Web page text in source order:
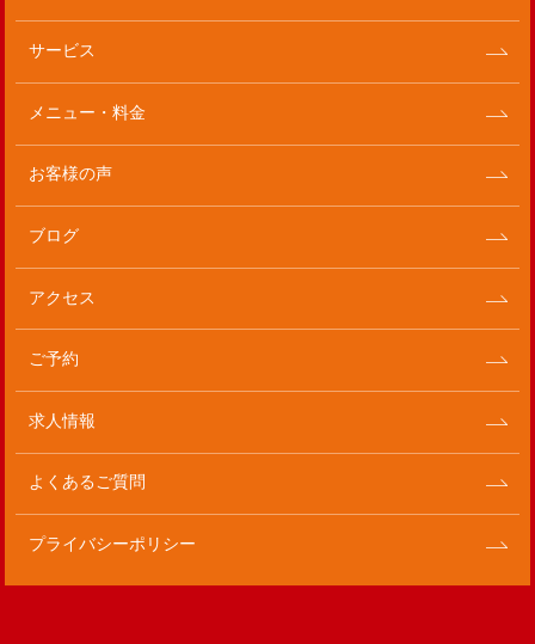
サービス
メニュー・料金
お客様の声
ブログ
アクセス
ご予約
求人情報
よくあるご質問
プライバシーポリシー